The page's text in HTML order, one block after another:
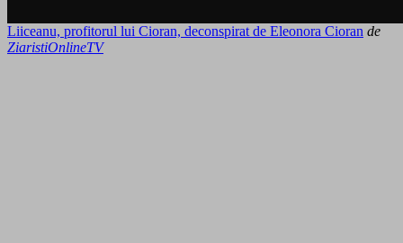
Liiceanu, profitorul lui Cioran, deconspirat de Eleonora Cioran de
ZiaristiOnlineTV